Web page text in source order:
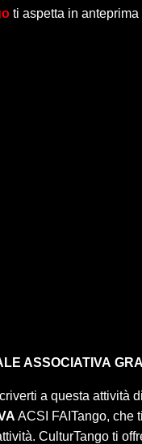
ti aspetta in anteprima
ASSOCIATIVA
a questa attività
ACSI FAITango, che
CulturTango ti